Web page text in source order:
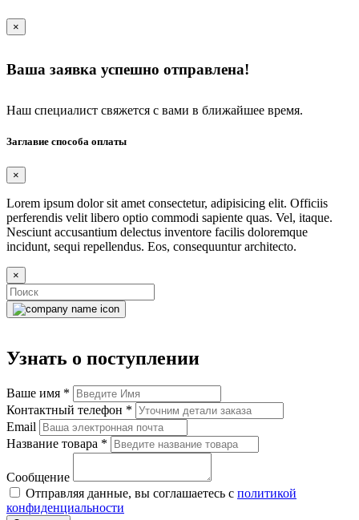
×
Ваша заявка успешно отправлена!
Наш специалист свяжется с вами в ближайшее время.
Заглавие способа оплаты
×
Lorem ipsum dolor sit amet consectetur, adipisicing elit. Officiis
perferendis velit libero optio commodi sapiente quas. Vel, itaque.
Nesciunt accusantium delectus inventore facilis doloremque
incidunt, sequi repellendus. Eos, consequuntur architecto.
×
Узнать о поступлении
Ваше имя *
Контактный телефон *
Email
Название товара *
Сообщение
Отправляя данные, вы соглашаетесь с политикой
конфиденциальности